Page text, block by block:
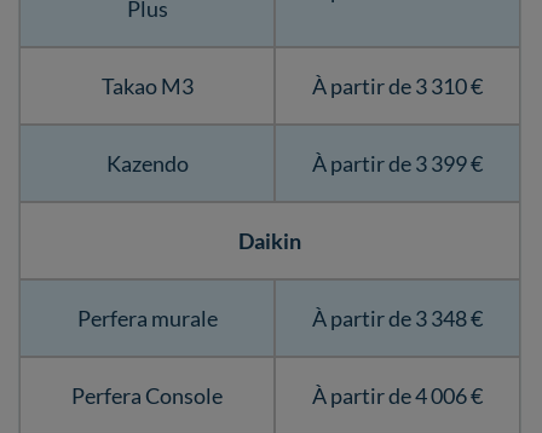
Plus
Takao M3 À partir de 3 310 €
Kazendo À partir de 3 399 €
Daikin
Perfera murale À partir de 3 348 €
Perfera Console À partir de 4 006 €